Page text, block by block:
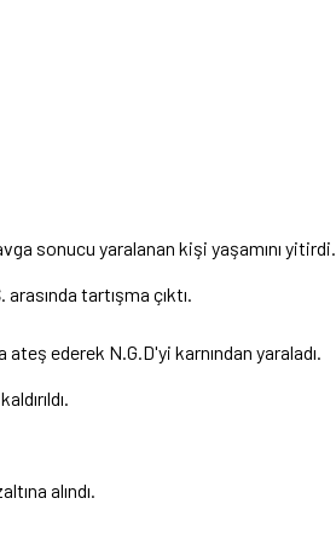
sonucu yaralanan kişi yaşamını yitirdi.
tartışma çıktı.
ederek N.G.D'yi karnından yaraladı.
alındı.